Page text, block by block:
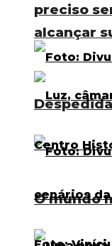
preciso
O mundo
alcançar